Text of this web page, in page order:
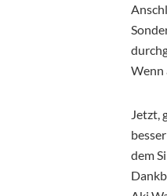
Wenn
Jetzt,
dem